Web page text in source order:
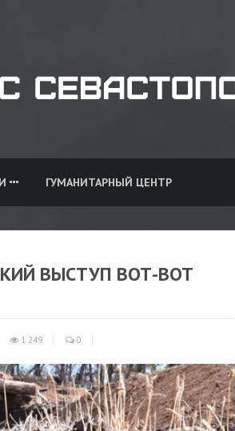
ГУМАНИТАРНЫЙ ЦЕНТР
ВЫСТУП ВОТ-ВОТ
1 249 0